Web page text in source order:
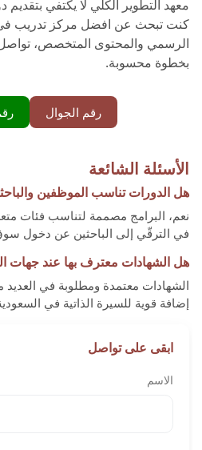
معهد التطوير الكلي لا يكتفي بتقديم
كنت تبحث عن افضل مركز تدريب في
الرسمي والمحتوى المتخصص، تواصل
بخطوة محسوبة.
رقم الجوال
الأسئلة الشائعة
هل الدورات تناسب الموظفين
نعم، البرامج مصممة لتناسب فئات
في الترقّي إلى الباحثين عن دخول
هل الشهادات معترف بها عند جهات
الشهادات معتمدة ومطلوبة في العديد
إضافة قوية للسيرة الذاتية في
ابقى على تواصل
الاسم